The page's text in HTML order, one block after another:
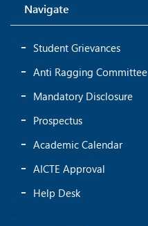
Navigate
Student Grievances
Anti Ragging Committee
Mandatory Disclosure
Prospectus
Academic Calendar
AICTE Approval
Help Desk